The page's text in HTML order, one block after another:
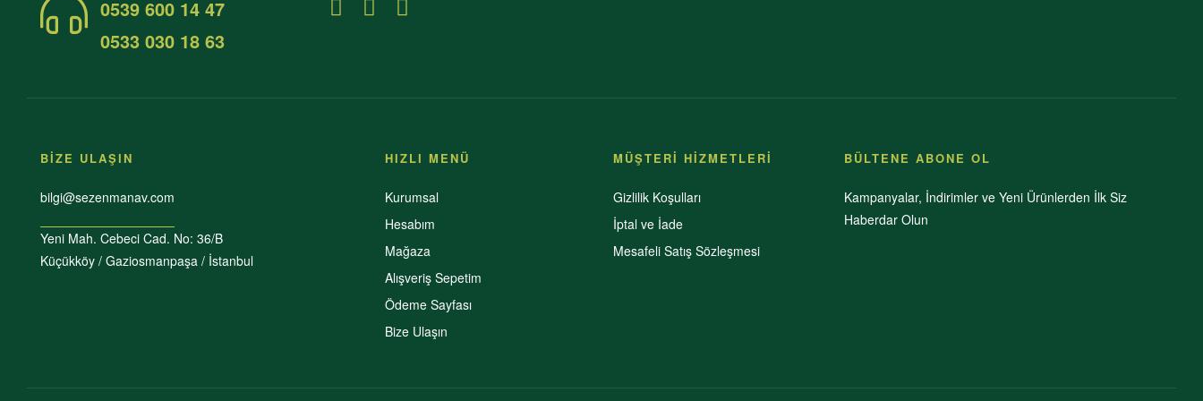
0539 600 14 47
0533 030 18 63
BİZE ULAŞIN
bilgi@sezenmanav.com
Yeni Mah. Cebeci Cad. No: 36/B
Küçükköy / Gaziosmanpaşa / İstanbul
HIZLI MENÜ
Kurumsal
Hesabım
Mağaza
Alışveriş Sepetim
Ödeme Sayfası
Bize Ulaşın
MÜŞTERİ HİZMETLERİ
Gizlilik Koşulları
İptal ve İade
Mesafeli Satış Sözleşmesi
BÜLTENE ABONE OL
Kampanyalar, İndirimler ve Yeni Ürünlerden İlk Siz
Haberdar Olun